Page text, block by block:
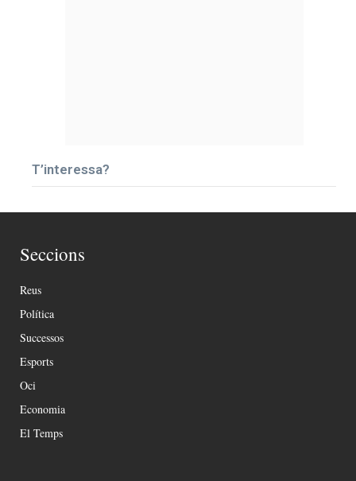
T’interessa?
Seccions
Reus
Política
Successos
Esports
Oci
Economia
El Temps